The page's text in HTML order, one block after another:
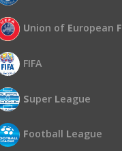
Union of European F
FIFA
Super League
Football League